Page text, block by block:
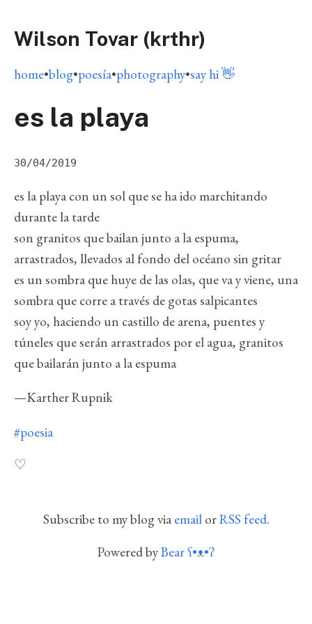
Wilson Tovar (krthr)
home•blog•poesía•photography•say hi 👋
es la playa
30/04/2019
es la playa con un sol que se ha ido marchitando
durante la tarde
son granitos que bailan junto a la espuma,
arrastrados, llevados al fondo del océano sin gritar
es un sombra que huye de las olas, que va y viene, una
sombra que corre a través de gotas salpicantes
soy yo, haciendo un castillo de arena, puentes y
túneles que serán arrastrados por el agua, granitos
que bailarán junto a la espuma
—Karther Rupnik
#poesia
Subscribe to my blog via emailorRSS feed.
Powered byBearʕ•ᴥ•ʔ